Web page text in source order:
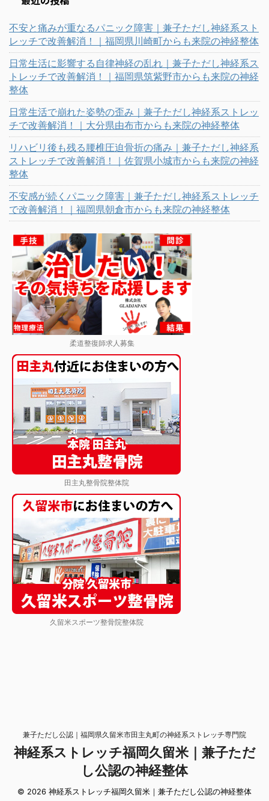
不安と痛みが重なるパニック障害｜兼子ただし神経系スト
レッチで改善解消！｜福岡県川崎町からも来院の神経整体
日常生活に影響する自律神経の乱れ｜兼子ただし神経系ス
トレッチで改善解消！｜福岡県筑紫野市からも来院の神経
整体
日常生活で崩れた姿勢の歪み｜兼子ただし神経系ストレッ
チで改善解消！｜大分県由布市からも来院の神経整体
リハビリ後も残る腰椎圧迫骨折の痛み｜兼子ただし神経系
ストレッチで改善解消！｜佐賀県小城市からも来院の神経
整体
不安感が続くパニック障害｜兼子ただし神経系ストレッチ
で改善解消！｜福岡県朝倉市からも来院の神経整体
柔道整復師求人募集
田主丸整骨院整体院
久留米スポーツ整骨院整体院
兼子ただし公認｜福岡県久留米市田主丸町の神経系ストレッチ専門院
神経系ストレッチ福岡久留米｜兼子ただ
し公認の神経整体
© 2026 神経系ストレッチ福岡久留米｜兼子ただし公認の神経整体